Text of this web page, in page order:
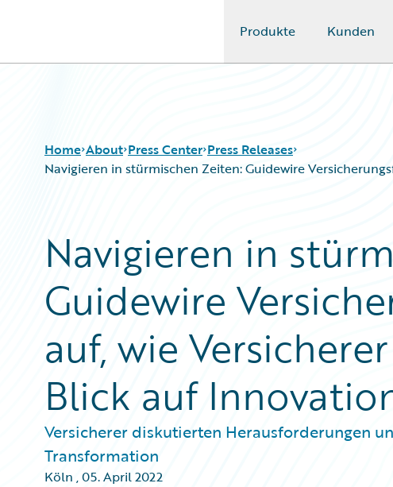
Produkte Kunden
Home About Press Center Press Releases
Navigieren in stürmischen Zeiten: Guidewire
Navigieren in
Guidewire
auf, wie
Blick auf
Versicherer diskutierten Herausforderungen
Transformation
Köln ,05. April 2022